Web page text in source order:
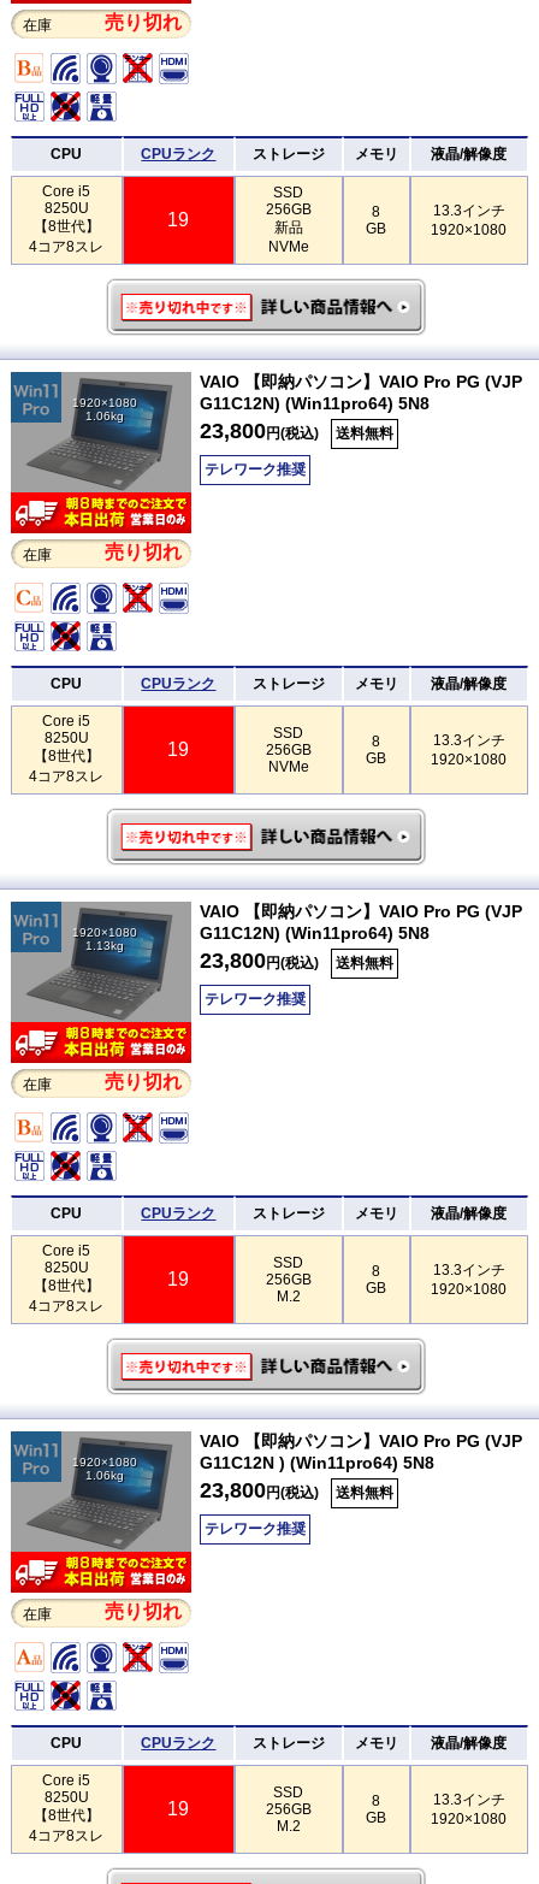
在庫 売り切れ
CPU CPUランク ストレージ メモリ 液晶/解像度
Core i5
8250U
【8世代】
4コア8スレ
19
SSD
256GB
新品
NVMe
8
GB
13.3インチ
1920×1080
1920×1080
1.06kg
在庫 売り切れ
VAIO 【即納パソコン】VAIO Pro PG (VJP
G11C12N) (Win11pro64) 5N8
23,800円(税込) 送料無料
テレワーク推奨
CPU CPUランク ストレージ メモリ 液晶/解像度
Core i5
8250U
【8世代】
4コア8スレ
19
SSD
256GB
NVMe
8
GB
13.3インチ
1920×1080
1920×1080
1.13kg
在庫 売り切れ
VAIO 【即納パソコン】VAIO Pro PG (VJP
G11C12N) (Win11pro64) 5N8
23,800円(税込) 送料無料
テレワーク推奨
CPU CPUランク ストレージ メモリ 液晶/解像度
Core i5
8250U
【8世代】
4コア8スレ
19
SSD
256GB
M.2
8
GB
13.3インチ
1920×1080
1920×1080
1.06kg
在庫 売り切れ
VAIO 【即納パソコン】VAIO Pro PG (VJP
G11C12N ) (Win11pro64) 5N8
23,800円(税込) 送料無料
テレワーク推奨
CPU CPUランク ストレージ メモリ 液晶/解像度
Core i5
8250U
【8世代】
4コア8スレ
19
SSD
256GB
M.2
8
GB
13.3インチ
1920×1080